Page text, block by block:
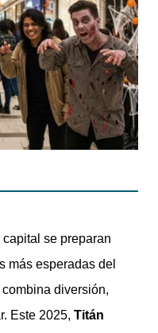
se preparan
más esperadas del
diversión,
Este 2025, Titán